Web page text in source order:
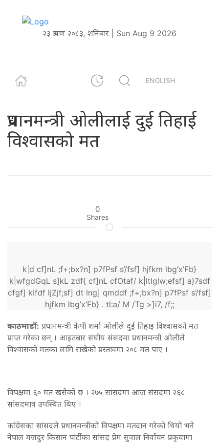
२३ श्रावण २०८३, शनिबार | Sun Aug 9 2026
ENGLISH
प्रधानमन्त्री ओलीलाई दुई तिहाई
विश्वासको मत
0
Shares
k|d cf]nL ;f+;bx?n] p7fPsf s’/fsf] hjfkm lbg’x’Fb}
k|wfgdGqL s]kL zdf{ cf]nL cfOtaf/ k|ltlglw;efsf] a}7sdf
cfgf] kIfdf ljZjf;sf] dt lng] qmddf ;f+;bx?n] p7fPsf s’/fsf]
hjfkm lbg’x’Fb} . tl:a/ M /Tg >]i7, /f;;
काठमाडौं: प्रधानमन्त्री केपी शर्मा ओलीले दुई तिहाइ विश्वासको मत
प्राप्त गरेका छन् । आइतबार संघीय संसदमा प्रधानमन्त्री ओलीले
विश्वासको मतका लागि राखेको प्रस्तावमा २०८ मत पाए ।
विपक्षमा ६० मत खसेको छ । २७५ सांसदमा आज संसदमा २६८
सांसदमात्र उपस्थित थिए ।
कांग्रेसका सांसदले प्रधानमन्त्रीको विपक्षमा मतदान गरेको थियो भने
नेपाल मजदुर किसान पार्टीका सांसद प्रेम सुवाल निर्वाचन प्रकृयामा